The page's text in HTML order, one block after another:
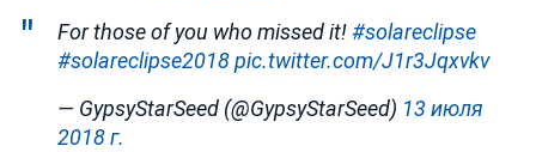
For those of you who missed it!#solareclipse
#solareclipse2018pic.twitter.com/J1r3Jqxvkv
— GypsyStarSeed (@GypsyStarSeed) 13 июля
2018 г.